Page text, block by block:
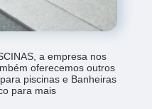
a empresa nos
oferecemos outros
piscinas e Banheiras
para mais